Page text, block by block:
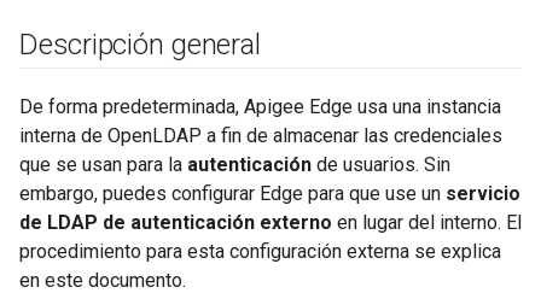
Descripción general
De forma predeterminada, Apigee Edge usa una instancia
interna de OpenLDAP a fin de almacenar las credenciales
que se usan para la autenticación de usuarios. Sin
embargo, puedes configurar Edge para que use un servicio
de LDAP de autenticación externo en lugar del interno. El
procedimiento para esta configuración externa se explica
en este documento.